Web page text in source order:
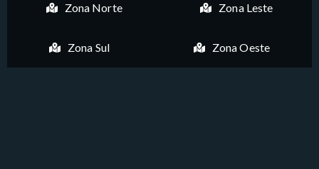
Zona Norte Zona Leste
Zona Sul Zona Oeste